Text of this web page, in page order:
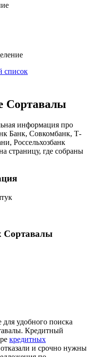
список
Сортавалы
информация про
Банк, Совкомбанк, Т-
Россельхозбанк
страницу, где собраны
Сортавалы
удобного поиска
Кредитный
кредитных
и срочно нужны